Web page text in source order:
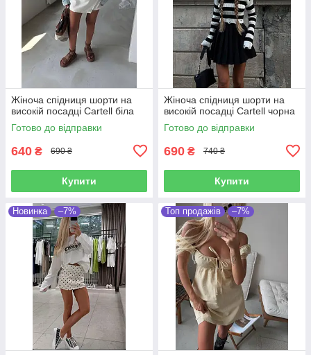
Жіноча спідниця шорти на
високій посадці Cartell біла
Готово до відправки
640 ₴ 690 ₴
Купити
Жіноча спідниця шорти на
високій посадці Cartell чорна
Готово до відправки
690 ₴ 740 ₴
Купити
Новинка –7% Топ продажів –7%